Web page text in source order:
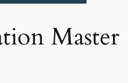
Master